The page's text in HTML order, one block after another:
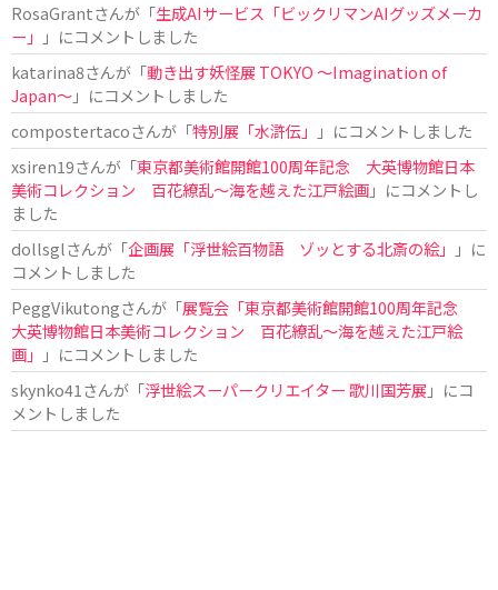
RosaGrantさんが「生成AIサービス「ビックリマンAIグッズメーカ
ー」
」にコメントしました
katarina8さんが「動き出す妖怪展 TOKYO 〜Imagination of
Japan〜」にコメントしました
compostertacoさんが「特別展「水滸伝」
」にコメントしました
xsiren19さんが「東京都美術館開館100周年記念 大英博物館日本
美術コレクション 百花繚乱～海を越えた江戸絵画」にコメントし
ました
dollsglさんが「企画展「浮世絵百物語 ゾッとする北斎の絵」
」に
コメントしました
PeggVikutongさんが「展覧会「東京都美術館開館100周年記念
大英博物館日本美術コレクション 百花繚乱〜海を越えた江戸絵
画」
」にコメントしました
skynko41さんが「浮世絵スーパークリエイター 歌川国芳展 」にコ
メントしました